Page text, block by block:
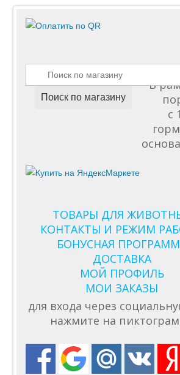
Поиск по магазину
В
с
ТОВАРЫ ДЛЯ
КОНТАКТЫ И РЕЖИМ
БОНУСНАЯ
ДОСТАВКА
МОЙ ПРОФИЛЬ
МОИ ЗАКАЗЫ
для входа через
нажмите на